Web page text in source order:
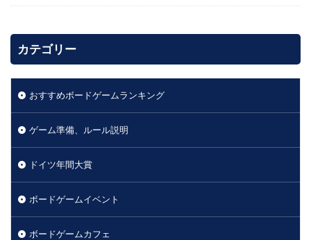
カテゴリー
おすすめボードゲームランキング
ゲーム準備、ルール説明
ドイツ年間大賞
ボードゲームイベント
ボードゲームカフェ